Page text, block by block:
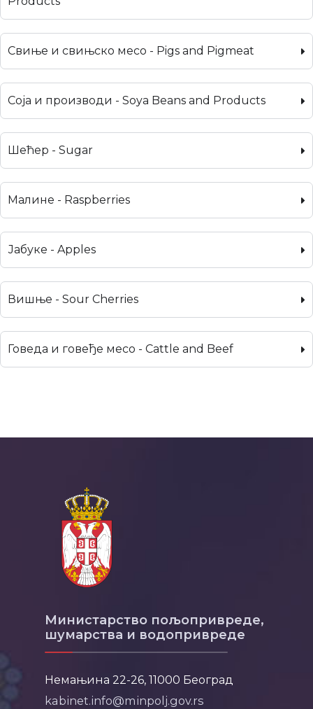
Свиње и свињско месо - Pigs and Pigmeat
Соја и производи - Soya Beans and Products
Шећер - Sugar
Малине - Raspberries
Јабуке - Apples
Вишње - Sour Cherries
Говеда и говеђе месо - Cattle and Beef
Министарство пољопривреде,
шумарства и водопривреде
Немањина 22-26, 11000 Београд
kabinet.info@minpolj.gov.rs